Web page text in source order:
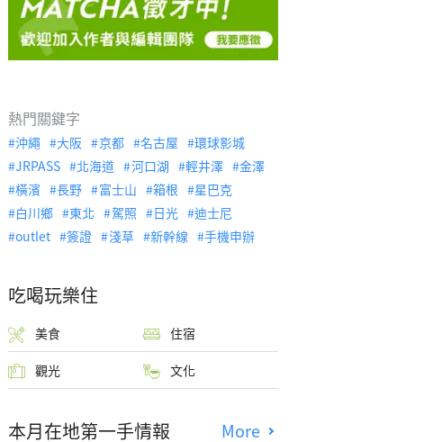
熱門關鍵字
沖繩 大阪 京都 名古屋
環球影城
JRPASS
北海道 河口湖 輕井澤
金澤
橫濱
長野 富士山 箱根
星巴克
白川鄉
東北 駕照 日光
迪士尼
outlet
簽證 淺草 新幹線 手機申辦
吃喝玩樂住
美食 住宿
觀光 文化
本月在地第一手情報 More